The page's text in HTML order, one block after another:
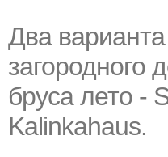
Два
загородного
бруса лето -
Kalinkahaus.